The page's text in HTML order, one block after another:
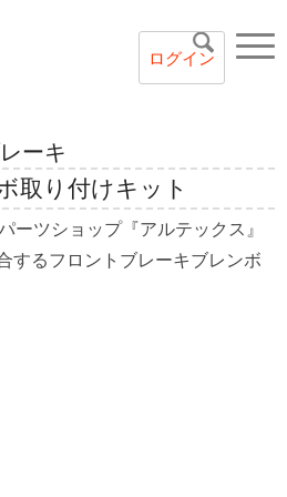
ログイン
ーキ
取り付けキット
ーツショップ『アルテックス』
するフロントブレーキブレンボ